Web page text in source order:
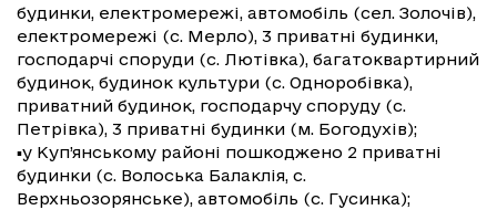
будинки, електромережі, автомобіль (сел. Золочів),
електромережі (с. Мерло), 3 приватні будинки,
господарчі споруди (с. Лютівка), багатоквартирний
будинок, будинок культури (с. Одноробівка),
приватний будинок, господарчу споруду (с.
Петрівка), 3 приватні будинки (м. Богодухів);
▪️у Куп’янському районі пошкоджено 2 приватні
будинки (с. Волоська Балаклія, с.
Верхньозорянське), автомобіль (с. Гусинка);